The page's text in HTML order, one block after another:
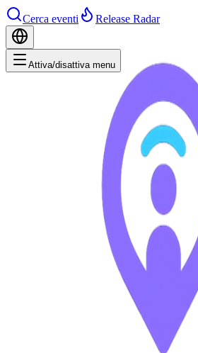
Cerca eventi Release Radar
Attiva/disattiva menu